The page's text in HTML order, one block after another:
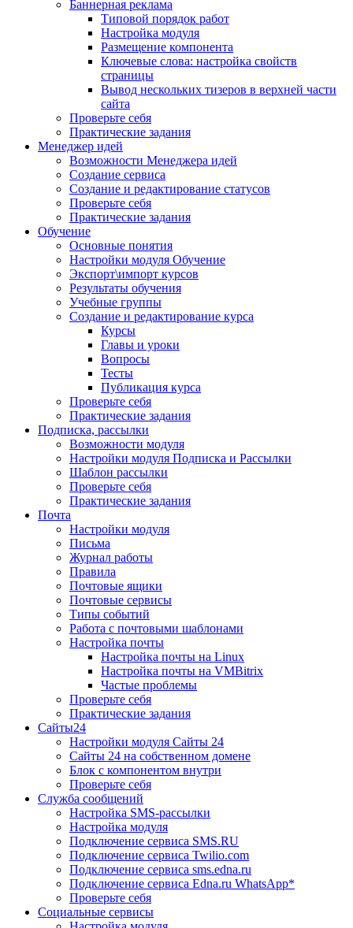
Баннерная реклама
Типовой порядок работ
Настройка модуля
Размещение компонента
Ключевые слова: настройка свойств
страницы
Вывод нескольких тизеров в верхней части
сайта
Проверьте себя
Практические задания
Менеджер идей
Возможности Менеджера идей
Создание сервиса
Создание и редактирование статусов
Проверьте себя
Практические задания
Обучение
Основные понятия
Настройки модуля Обучение
Экспорт\импорт курсов
Результаты обучения
Учебные группы
Создание и редактирование курса
Курсы
Главы и уроки
Вопросы
Тесты
Публикация курса
Проверьте себя
Практические задания
Подписка, рассылки
Возможности модуля
Настройки модуля Подписка и Рассылки
Шаблон рассылки
Проверьте себя
Практические задания
Почта
Настройки модуля
Письма
Журнал работы
Правила
Почтовые ящики
Почтовые сервисы
Типы событий
Работа с почтовыми шаблонами
Настройка почты
Настройка почты на Linux
Настройка почты на VMBitrix
Частые проблемы
Проверьте себя
Практические задания
Сайты24
Настройки модуля Сайты 24
Сайты 24 на собственном домене
Блок с компонентом внутри
Проверьте себя
Служба сообщений
Настройка SMS-рассылки
Настройка модуля
Подключение сервиса SMS.RU
Подключение сервиса Twilio.com
Подключение сервиса sms.edna.ru
Подключение сервиса Edna.ru WhatsApp*
Проверьте себя
Социальные сервисы